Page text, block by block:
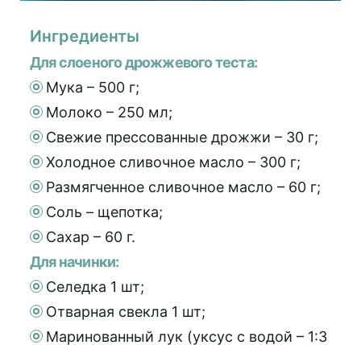
Ингредиенты
Для слоеного дрожжевого теста:
Мука – 500 г;
Молоко – 250 мл;
Свежие прессованные дрожжи – 30 г;
Холодное сливочное масло – 300 г;
Размягченное сливочное масло – 60 г;
Соль – щепотка;
Сахар – 60 г.
Для начинки:
Селедка 1 шт;
Отварная свекла 1 шт;
Маринованный лук (уксус с водой – 1:3